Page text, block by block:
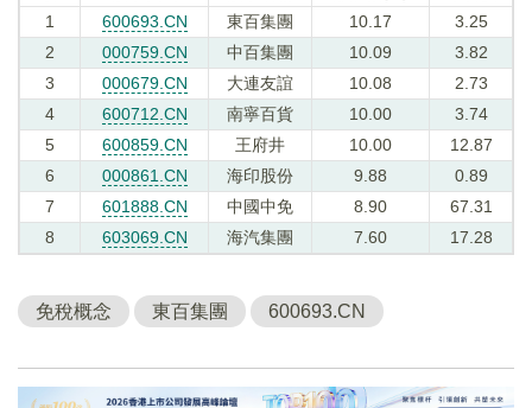
1
600693.CN 東百集團 10.17
3.25
2
000759.CN 中百集團 10.09
3.82
3
000679.CN 大連友誼 10.08
2.73
4
600712.CN 南寧百貨 10.00
3.74
5
600859.CN 王府井 10.00
12.87
6
000861.CN 海印股份 9.88
0.89
7
601888.CN 中國中免 8.90
67.31
8
603069.CN 海汽集團 7.60 17.28
免稅概念 東百集團 600693.CN